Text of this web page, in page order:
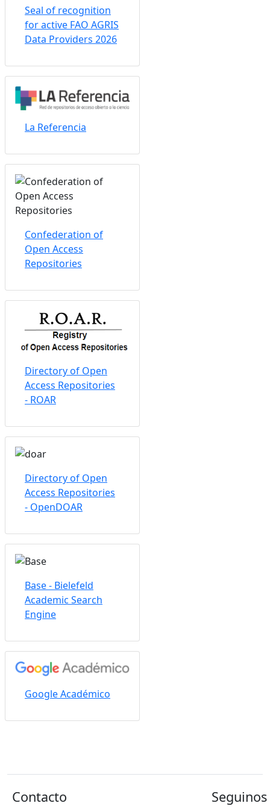
Seal of recognition
for active FAO AGRIS
Data Providers 2026
La Referencia
Confederation of
Open Access
Repositories
Directory of Open
Access Repositories
- ROAR
Directory of Open
Access Repositories
- OpenDOAR
Base - Bielefeld
Academic Search
Engine
Google Académico
Contacto